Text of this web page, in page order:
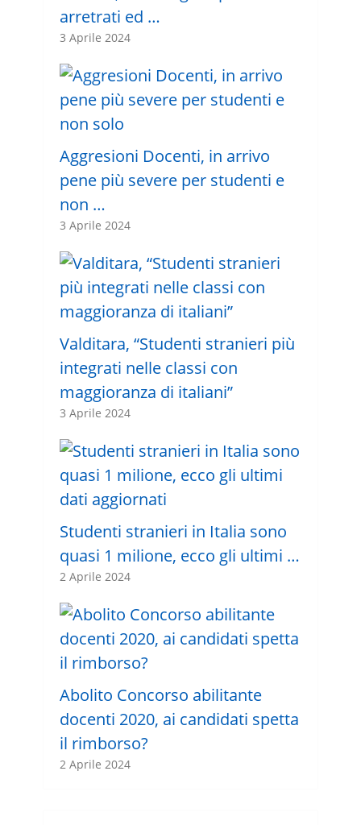
arretrati ed …
3 Aprile 2024
Aggresioni Docenti, in arrivo
pene più severe per studenti e
non …
3 Aprile 2024
Valditara, “Studenti stranieri più
integrati nelle classi con
maggioranza di italiani”
3 Aprile 2024
Studenti stranieri in Italia sono
quasi 1 milione, ecco gli ultimi …
2 Aprile 2024
Abolito Concorso abilitante
docenti 2020, ai candidati spetta
il rimborso?
2 Aprile 2024